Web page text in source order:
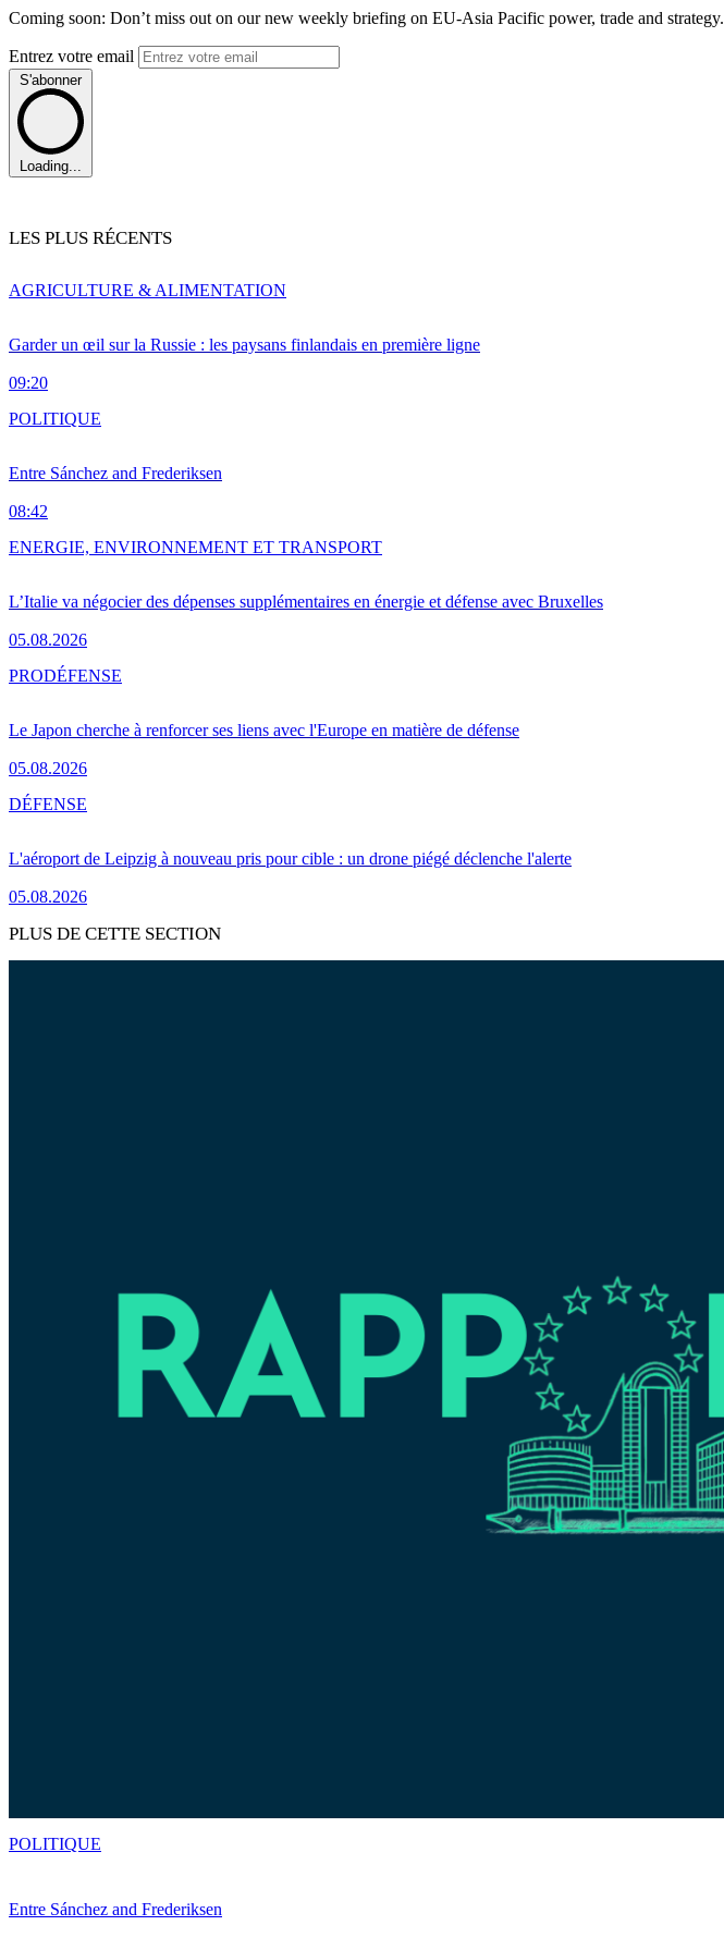
Coming soon: Don’t miss out on our new weekly briefing on EU-Asia Pacific power, trade and strategy.
Entrez votre email
S'abonner
Loading...
LES PLUS RÉCENTS
Garder un œil sur la Russie : les paysans finlandais en première ligne
09:20
AGRICULTURE & ALIMENTATION
Entre Sánchez and Frederiksen
08:42
POLITIQUE
L’Italie va négocier des dépenses supplémentaires en énergie et défense avec Bruxelles
05.08.2026
ENERGIE, ENVIRONNEMENT ET TRANSPORT
Le Japon cherche à renforcer ses liens avec l'Europe en matière de défense
05.08.2026
PRODÉFENSE
L'aéroport de Leipzig à nouveau pris pour cible : un drone piégé déclenche l'alerte
05.08.2026
DÉFENSE
PLUS DE CETTE SECTION
Entre Sánchez and Frederiksen
POLITIQUE